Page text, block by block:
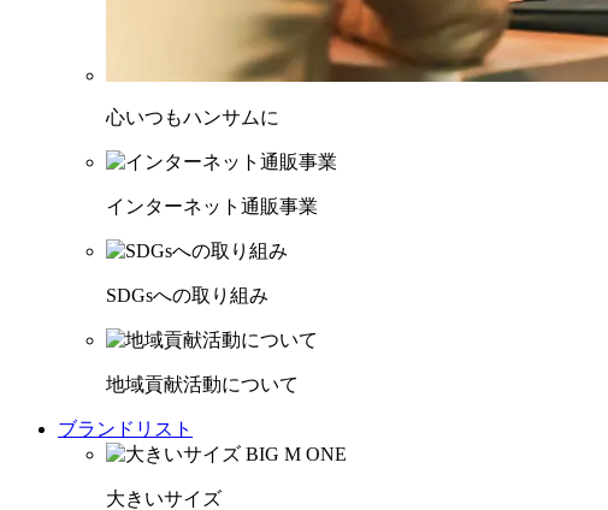
心いつもハンサムに
インターネット通販事業
SDGsへの取り組み
地域貢献活動について
ブランドリスト
大きいサイズ